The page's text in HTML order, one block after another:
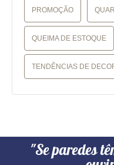
PROMOÇÃO
QUEIMA DE ESTOQUE
TENDÊNCIAS DE
"Se paredes